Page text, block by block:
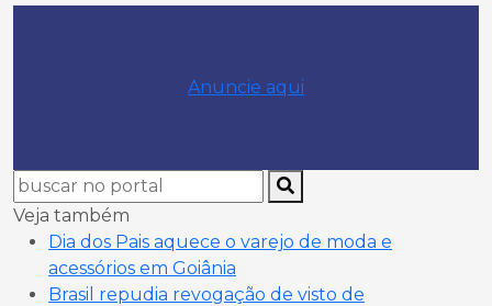
Anuncie aqui
Veja também
Dia dos Pais aquece o varejo de moda e
acessórios em Goiânia
Brasil repudia revogação de visto de